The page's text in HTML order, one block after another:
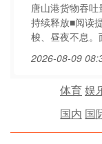
唐山港货物吞
持续释放■阅读
梭、昼夜不息
2026-08-09
体育娱
国内 国